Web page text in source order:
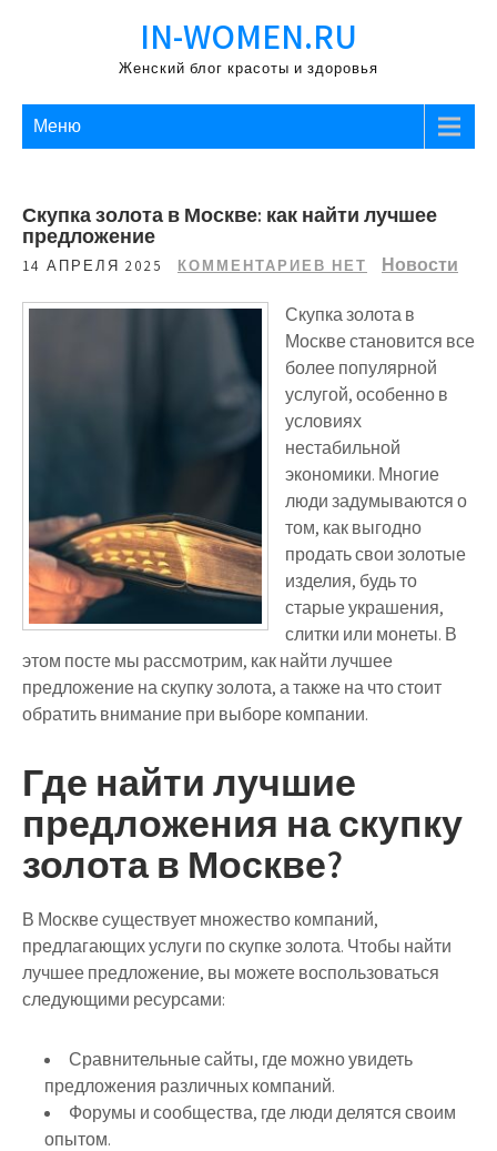
IN-WOMEN.RU
Женский блог красоты и здоровья
Меню
Скупка золота в Москве: как найти лучшее
предложение
14 АПРЕЛЯ 2025 КОММЕНТАРИЕВ НЕТ Новости
Скупка золота в
Москве становится все
более популярной
услугой, особенно в
условиях
нестабильной
экономики. Многие
люди задумываются о
том, как выгодно
продать свои золотые
изделия, будь то
старые украшения,
слитки или монеты. В
этом посте мы рассмотрим, как найти лучшее
предложение на скупку золота, а также на что стоит
обратить внимание при выборе компании.
Где найти лучшие
предложения на скупку
золота в Москве?
В Москве существует множество компаний,
предлагающих услуги по скупке золота. Чтобы найти
лучшее предложение, вы можете воспользоваться
следующими ресурсами:
Сравнительные сайты, где можно увидеть
предложения различных компаний.
Форумы и сообщества, где люди делятся своим
опытом.